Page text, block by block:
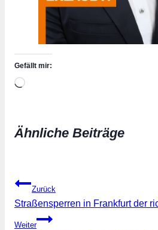
Gefällt mir:
Wird
Ähnliche Beiträge
Beitragsnavigation
Zurück
Straßensperren in Frankfurt der
Weiter